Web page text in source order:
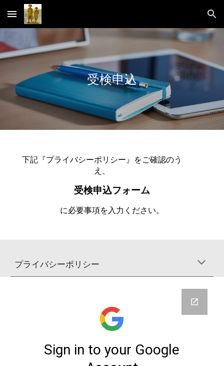
Skip to main content Skip to navigation
受検申込
下記『プライバシーポリシー』をご確認のう
え、
受検申込フォーム
に必要事項を入力ください。
プライバシーポリシー